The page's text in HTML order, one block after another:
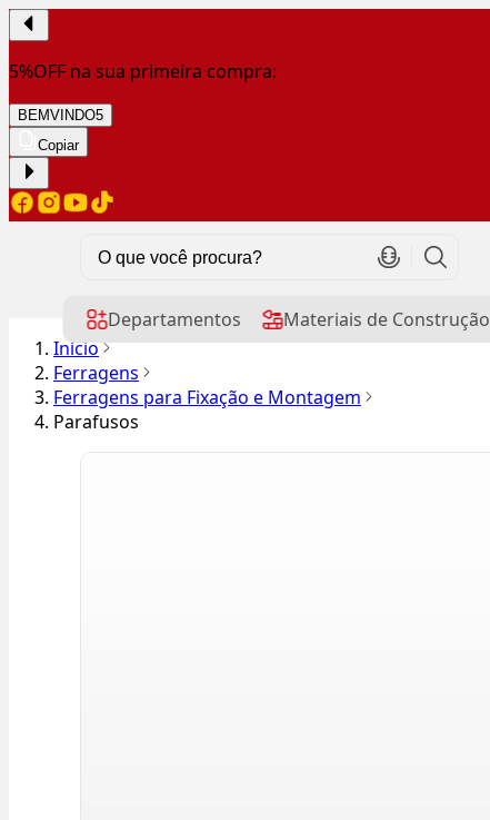
5%OFF na sua primeira compra:
BEMVINDO5
Copiar
Departamentos Materiais de Construção
Início
Ferragens
Ferragens para Fixação e Montagem
Parafusos